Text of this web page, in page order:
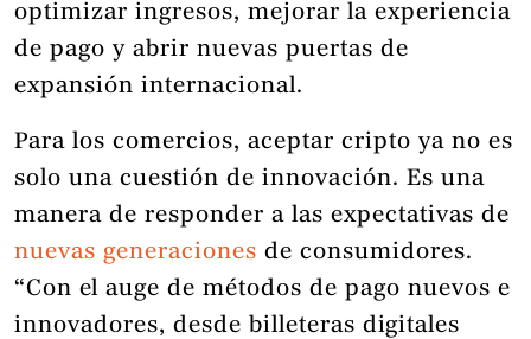
optimizar ingresos, mejorar la experiencia
de pago y abrir nuevas puertas de
expansión internacional.
Para los comercios, aceptar cripto ya no es
solo una cuestión de innovación. Es una
manera de responder a las expectativas de
nuevas generaciones de consumidores.
“Con el auge de métodos de pago nuevos e
innovadores, desde billeteras digitales